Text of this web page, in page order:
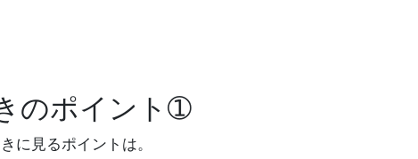
のポイント➀
に見るポイントは。